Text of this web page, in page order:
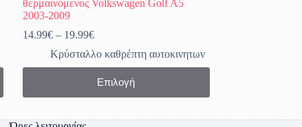
θερμαινόμενος Volkswagen Golf A5
2003-2009
14.99€ – 19.99€Price
14.99€
through
19.99€
Κρύσταλλο καθρέπτη αυτοκινητων
Επιλογή
Αυτό
προϊόν
πολλαπλές